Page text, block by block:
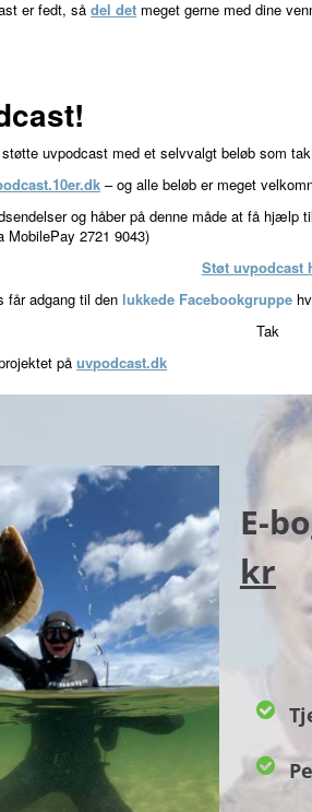
er fedt, sådel det meget gerne med dine
uvpodcast med et selvvalgt beløb som
– og alle beløb er meget
og håber på denne måde at få hjælp
MobilePay 2721 9043)
Støt uvpodcast
får adgang til den lukkede Facebookgruppe
Tak
påuvpodcast.dk
E-
kr